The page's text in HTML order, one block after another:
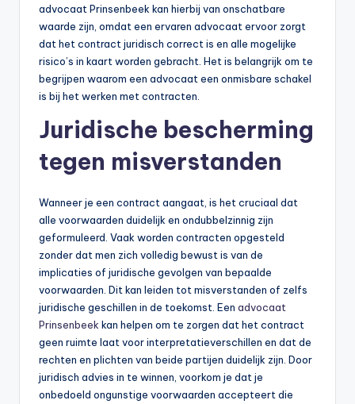
advocaat Prinsenbeek kan hierbij van onschatbare
waarde zijn, omdat een ervaren advocaat ervoor zorgt
dat het contract juridisch correct is en alle mogelijke
risico’s in kaart worden gebracht. Het is belangrijk om te
begrijpen waarom een advocaat een onmisbare schakel
is bij het werken met contracten.
Juridische bescherming
tegen misverstanden
Wanneer je een contract aangaat, is het cruciaal dat
alle voorwaarden duidelijk en ondubbelzinnig zijn
geformuleerd. Vaak worden contracten opgesteld
zonder dat men zich volledig bewust is van de
implicaties of juridische gevolgen van bepaalde
voorwaarden. Dit kan leiden tot misverstanden of zelfs
juridische geschillen in de toekomst. Een advocaat
Prinsenbeek kan helpen om te zorgen dat het contract
geen ruimte laat voor interpretatieverschillen en dat de
rechten en plichten van beide partijen duidelijk zijn. Door
juridisch advies in te winnen, voorkom je dat je
onbedoeld ongunstige voorwaarden accepteert die